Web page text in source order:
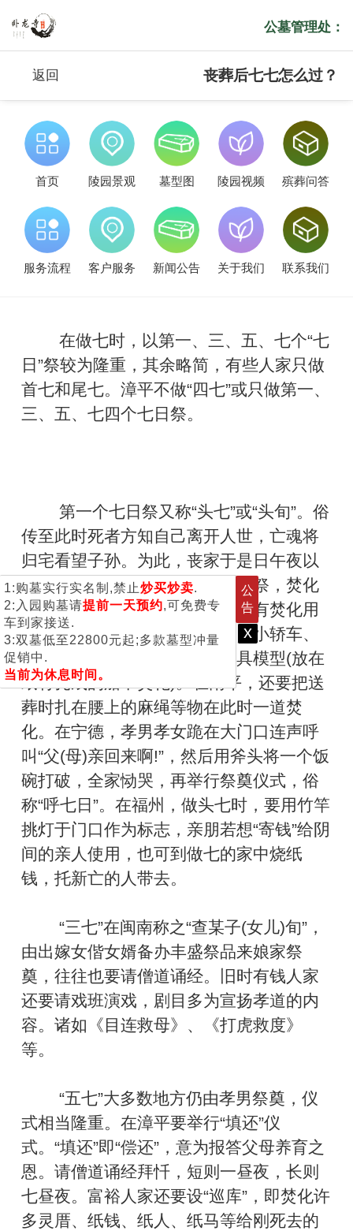
1:购墓实行实名制,禁止炒买炒卖.
2:入园购墓请提前一天预约,可免费专
车到家接送.
3:双墓低至22800元起;多款墓型冲量
促销中.
当前为休息时间。
公
告
x
公墓管理处：
返回 丧葬后七七怎么过？
首页 陵园景观 墓型图 陵园视频 殡葬问答
服务流程 客户服务 新闻公告 关于我们 联系我们
在做七时，以第一、三、五、七个“七
日”祭较为隆重，其余略简，有些人家只做
首七和尾七。漳平不做“四七”或只做第一、
三、五、七四个七日祭。
第一个七日祭又称“头七”或“头旬”。俗
传至此时死者方知自己离开人世，亡魂将
归宅看望子孙。为此，丧家于是日午夜以
后开始哀哭，并延请僧道诵经致祭，焚化
纸钱、灵屋等迷信品。近年来还有焚化用
五色纸糊成的电视机、电冰箱、小轿车、
飞机等家用电器与现代交通工具模型(放在
纸竹扎成的船中焚化)。在南平，还要把送
葬时扎在腰上的麻绳等物在此时一道焚
化。在宁德，孝男孝女跪在大门口连声呼
叫“父(母)亲回来啊!”，然后用斧头将一个饭
碗打破，全家恸哭，再举行祭奠仪式，俗
称“呼七日”。在福州，做头七时，要用竹竿
挑灯于门口作为标志，亲朋若想“寄钱”给阴
间的亲人使用，也可到做七的家中烧纸
钱，托新亡的人带去。
“三七”在闽南称之“查某子(女儿)旬”，
由出嫁女偕女婿备办丰盛祭品来娘家祭
奠，往往也要请僧道诵经。旧时有钱人家
还要请戏班演戏，剧目多为宣扬孝道的内
容。诸如《目连救母》、《打虎救度》
等。
“五七”大多数地方仍由孝男祭奠，仪
式相当隆重。在漳平要举行“填还”仪
式。“填还”即“偿还”，意为报答父母养育之
恩。请僧道诵经拜忏，短则一昼夜，长则
七昼夜。富裕人家还要设“巡库”，即焚化许
多灵厝、纸钱、纸人、纸马等给刚死去的